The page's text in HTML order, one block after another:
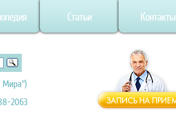
Статьи Контакты
Мира")
2063